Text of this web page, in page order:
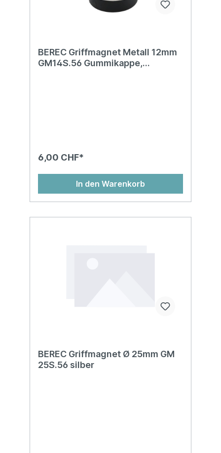
BEREC Griffmagnet Metall 12mm
GM14S.56 Gummikappe,
6,00 CHF*
In den Warenkorb
BEREC Griffmagnet Ø 25mm GM
25S.56 silber